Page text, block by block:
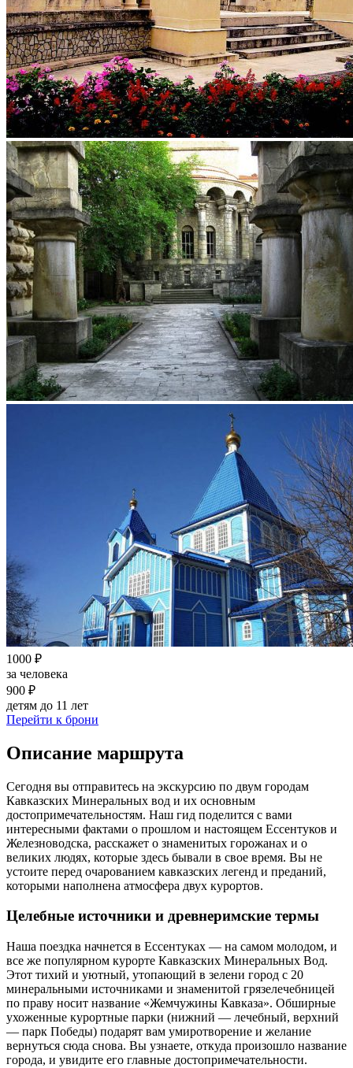
1000 ₽
за человека
900 ₽
детям до 11 лет
Перейти к брони
Описание маршрута
Сегодня вы отправитесь на экскурсию по двум городам
Кавказских Минеральных вод и их основным
достопримечательностям. Наш гид поделится с вами
интересными фактами о прошлом и настоящем Ессентуков и
Железноводска, расскажет о знаменитых горожанах и о
великих людях, которые здесь бывали в свое время. Вы не
устоите перед очарованием кавказских легенд и преданий,
которыми наполнена атмосфера двух курортов.
Целебные источники и древнеримские термы
Наша поездка начнется в Ессентуках — на самом молодом, и
все же популярном курорте Кавказских Минеральных Вод.
Этот тихий и уютный, утопающий в зелени город с 20
минеральными источниками и знаменитой грязелечебницей
по праву носит название «Жемчужины Кавказа». Обширные
ухоженные курортные парки (нижний — лечебный, верхний
— парк Победы) подарят вам умиротворение и желание
вернуться сюда снова. Вы узнаете, откуда произошло название
города, и увидите его главные достопримечательности.